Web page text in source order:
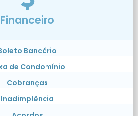
Financeiro
Bancário
de Condomínio
Cobranças
Inadimplência